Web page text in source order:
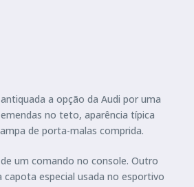
a opção da Audi por uma
no teto, aparência típica
de porta-malas comprida.
um comando no console. Outro
especial usada no esportivo